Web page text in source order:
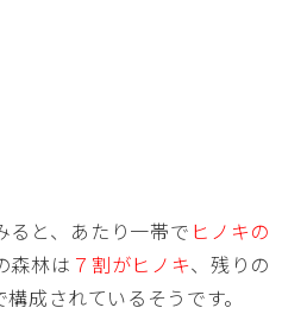
ると、あたり一帯で ヒノキの
森林は ７割がヒノキ、残りの
構成されているそうです。